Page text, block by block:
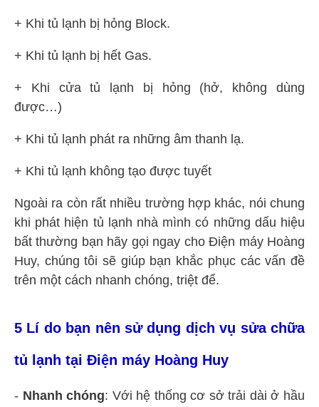
+ Khi tủ lạnh bị hỏng Block.
+ Khi tủ lạnh bị hết Gas.
+ Khi cửa tủ lạnh bị hỏng (hở, không dùng
được…)
+ Khi tủ lạnh phát ra những âm thanh lạ.
+ Khi tủ lạnh không tạo được tuyết
Ngoài ra còn rất nhiều trường hợp khác, nói chung
khi phát hiện tủ lạnh nhà mình có những dấu hiệu
bất thường bạn hãy gọi ngay cho Điện máy Hoàng
Huy, chúng tôi sẽ giúp bạn khắc phục các vấn đề
trên một cách nhanh chóng, triệt để.
5 Lí do bạn nên sử dụng dịch vụ sửa chữa
tủ lạnh tại Điện máy Hoàng Huy
- Nhanh chóng: Với hệ thống cơ sở trải dài ở hầu